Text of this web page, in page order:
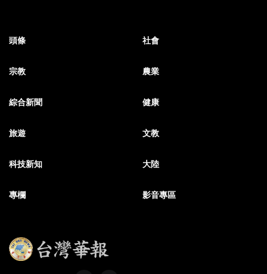
頭條 社會
宗教 農業
綜合新聞 健康
旅遊 文教
科技新知 大陸
專欄 影音專區